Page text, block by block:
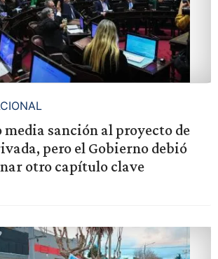
media sanción al proyecto de
pero el Gobierno debió
otro capítulo clave